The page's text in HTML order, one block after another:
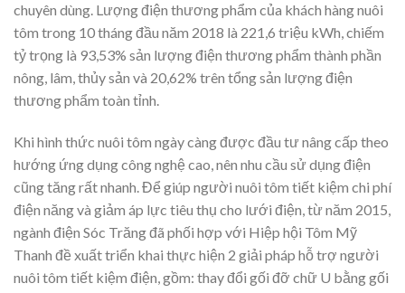
chuyên dùng. Lượng điện thương phẩm của khách hàng nuôi
tôm trong 10 tháng đầu năm 2018 là 221,6 triệu kWh, chiếm
tỷ trọng là 93,53% sản lượng điện thương phẩm thành phần
nông, lâm, thủy sản và 20,62% trên tổng sản lượng điện
thương phẩm toàn tỉnh.
Khi hình thức nuôi tôm ngày càng được đầu tư nâng cấp theo
hướng ứng dụng công nghệ cao, nên nhu cầu sử dụng điện
cũng tăng rất nhanh. Để giúp người nuôi tôm tiết kiệm chi phí
điện năng và giảm áp lực tiêu thụ cho lưới điện, từ năm 2015,
ngành điện Sóc Trăng đã phối hợp với Hiệp hội Tôm Mỹ
Thanh đề xuất triển khai thực hiện 2 giải pháp hỗ trợ người
nuôi tôm tiết kiệm điện, gồm: thay đổi gối đỡ chữ U bằng gối